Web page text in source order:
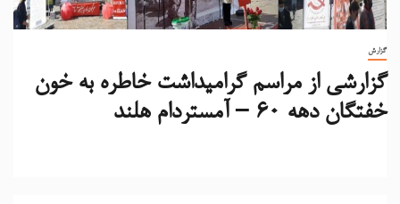
گزارش
گزارشی از مراسم گرامیداشت خاطره به خون
خفتگان دهه ۶۰ – آمستردام هلند